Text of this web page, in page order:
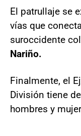
El patrullaje se
vías que
suroccidente
Nariño.
Finalmente, el
División tiene
hombres y